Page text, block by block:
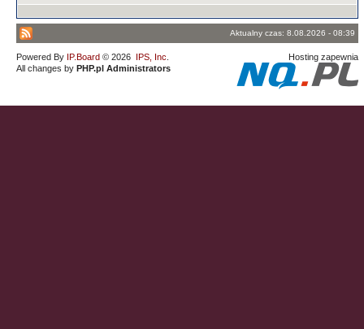
Aktualny czas: 8.08.2026 - 08:39
Powered By IP.Board © 2026 IPS, Inc
All changes by PHP.pl Administrators
Hosting zapewnia